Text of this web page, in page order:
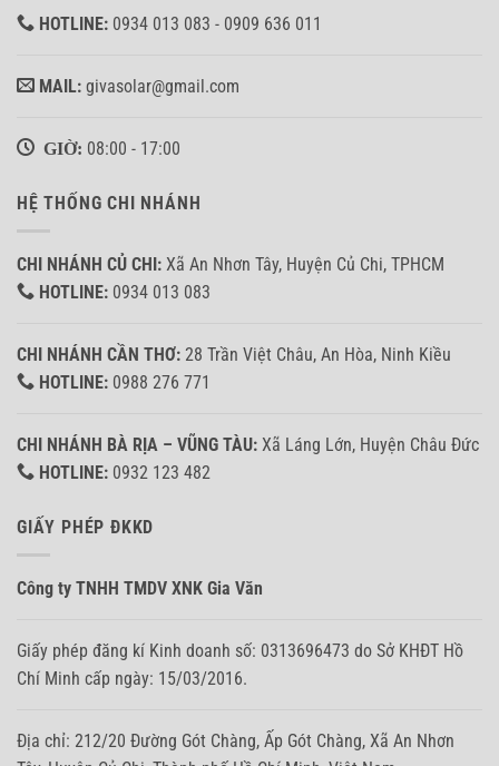
HOTLINE: 0934 013 083 - 0909 636 011
MAIL: givasolar@gmail.com
GIỜ: 08:00 - 17:00
HỆ THỐNG CHI NHÁNH
CHI NHÁNH CỦ CHI: Xã An Nhơn Tây, Huyện Củ Chi, TPHCM
HOTLINE: 0934 013 083
CHI NHÁNH CẦN THƠ: 28 Trần Việt Châu, An Hòa, Ninh Kiều
HOTLINE: 0988 276 771
CHI NHÁNH BÀ RỊA – VŨNG TÀU: Xã Láng Lớn, Huyện Châu Đức
HOTLINE: 0932 123 482
GIẤY PHÉP ĐKKD
Công ty TNHH TMDV XNK Gia Văn
Giấy phép đăng kí Kinh doanh số: 0313696473 do Sở KHĐT Hồ
Chí Minh cấp ngày: 15/03/2016.
Địa chỉ: 212/20 Đường Gót Chàng, Ấp Gót Chàng, Xã An Nhơn